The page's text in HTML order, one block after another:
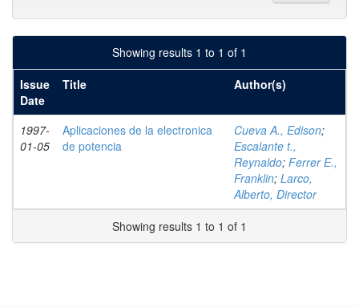
Showing results 1 to 1 of 1
Issue
Date
Title Author(s)
1997-
01-05
Aplicaciones de la electronica
de potencia
Cueva A., Edison;
Escalante t.,
Reynaldo; Ferrer E.,
Franklin; Larco,
Alberto, Director
Showing results 1 to 1 of 1